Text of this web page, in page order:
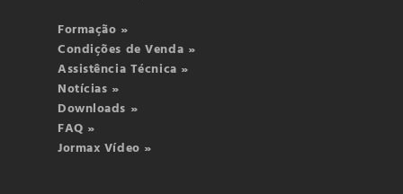
Formação »
Condições de Venda »
Assistência Técnica »
Notícias »
Downloads »
FAQ »
Jormax Vídeo »